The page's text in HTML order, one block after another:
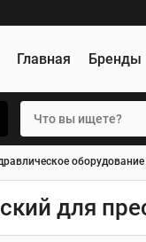
Главная Бренды
оборудование
для